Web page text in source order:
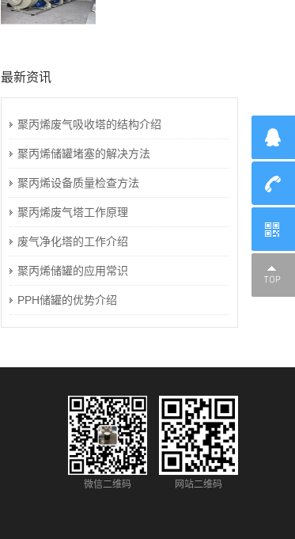
最新资讯
聚丙烯废气吸收塔的结构介绍
聚丙烯储罐堵塞的解决方法
聚丙烯设备质量检查方法
聚丙烯废气塔工作原理
废气净化塔的工作介绍
聚丙烯储罐的应用常识
PPH储罐的优势介绍
微信二维码 网站二维码